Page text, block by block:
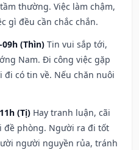
thường. Việc làm chậm,
gì đều cần chắc chắn.
(Thìn) Tin vui sắp tới,
Nam. Đi công việc gặp
có tin về. Nếu chăn nuôi
(Tị) Hay tranh luận, cãi
đề phòng. Người ra đi tốt
người nguyền rủa, tránh